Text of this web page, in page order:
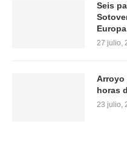
Seis
Europa
27 julio,
Arroyo
horas
23 julio,